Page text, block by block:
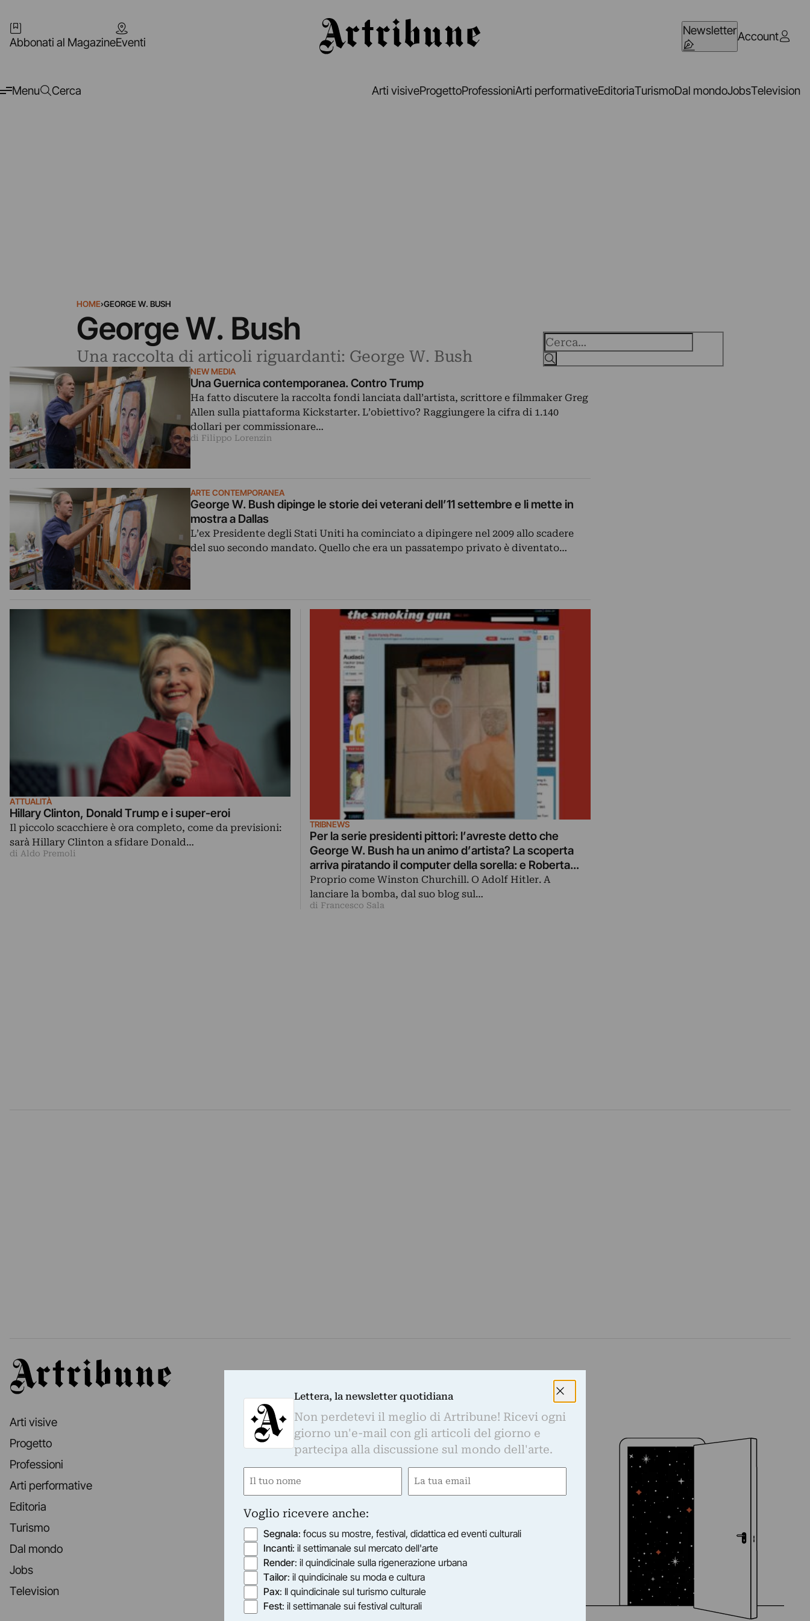
Abbonati al MagazineEventi
NewsletterAccount
Menu Cerca Arti visiveProgettoProfessioniArti performativeEditoriaTurismoDal mondoJobsTelevision
HOME›GEORGE W. BUSH
George W. Bush
Una raccolta di articoli riguardanti: George W. Bush
NEW MEDIA
Una Guernica contemporanea. Contro Trump
Ha fatto discutere la raccolta fondi lanciata dall’artista, scrittore e filmmaker Greg
Allen sulla piattaforma Kickstarter. L’obiettivo? Raggiungere la cifra di 1.140
dollari per commissionare…
di Filippo Lorenzin
ARTE CONTEMPORANEA
George W. Bush dipinge le storie dei veterani dell’11 settembre e li mette in
mostra a Dallas
L’ex Presidente degli Stati Uniti ha cominciato a dipingere nel 2009 allo scadere
del suo secondo mandato. Quello che era un passatempo privato è diventato…
ATTUALITÀ
Hillary Clinton, Donald Trump e i super-eroi
Il piccolo scacchiere è ora completo, come da previsioni:
sarà Hillary Clinton a sfidare Donald…
di Aldo Premoli
TRIBNEWS
Per la serie presidenti pittori: l’avreste detto che
George W. Bush ha un animo d’artista? La scoperta
arriva piratando il computer della sorella: e Roberta
Smith, sul suo blog, si scatena…
Proprio come Winston Churchill. O Adolf Hitler. A
lanciare la bomba, dal suo blog sul…
di Francesco Sala
Artribune
Arti visive
Progetto
Professioni
Arti performative
Editoria
Turismo
Dal mondo
Jobs
Television
Lettera, la newsletter quotidiana
Non perdetevi il meglio di Artribune! Ricevi ogni
giorno un'e-mail con gli articoli del giorno e
partecipa alla discussione sul mondo dell'arte.
Nome
Email
Voglio ricevere anche:
Segnala: focus su mostre, festival, didattica ed eventi culturali
Incanti: il settimanale sul mercato dell'arte
Render: il quindicinale sulla rigenerazione urbana
Tailor: il quindicinale su moda e cultura
Pax: Il quindicinale sul turismo culturale
Fest: il settimanale sui festival culturali